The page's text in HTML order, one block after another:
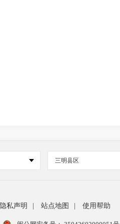
三明县区
隐私声明 站点地图 使用帮助